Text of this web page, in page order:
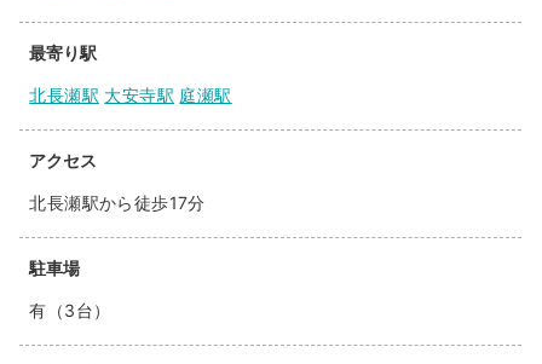
最寄り駅
北長瀬駅 大安寺駅 庭瀬駅
アクセス
北長瀬駅から徒歩17分
駐車場
有（3台）